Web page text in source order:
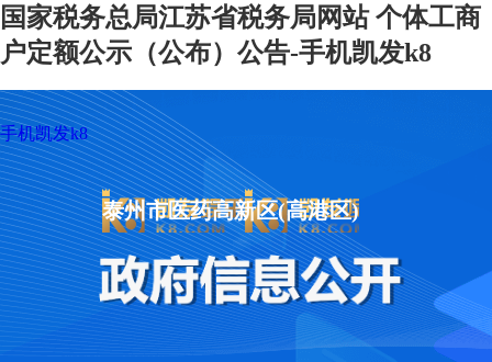
国家税务总局江苏省税务局网站 个体工商
户定额公示（公布）公告-手机凯发k8
手机凯发k8
泰州市医药高新区(高港区)